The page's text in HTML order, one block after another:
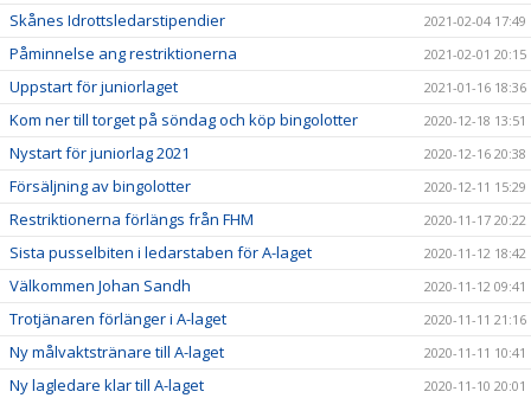
Skånes Idrottsledarstipendier 2021-02-04 17:49
Påminnelse ang restriktionerna 2021-02-01 20:15
Uppstart för juniorlaget 2021-01-16 18:36
Kom ner till torget på söndag och köp bingolotter 2020-12-18 13:51
Nystart för juniorlag 2021 2020-12-16 20:38
Försäljning av bingolotter 2020-12-11 15:29
Restriktionerna förlängs från FHM 2020-11-17 20:22
Sista pusselbiten i ledarstaben för A-laget 2020-11-12 18:42
Välkommen Johan Sandh 2020-11-12 09:41
Trotjänaren förlänger i A-laget 2020-11-11 21:16
Ny målvaktstränare till A-laget 2020-11-11 10:41
Ny lagledare klar till A-laget 2020-11-10 20:01